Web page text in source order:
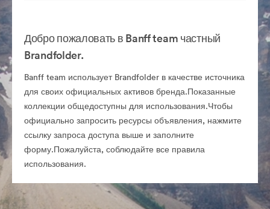
Добро пожаловать в Banff team частный
Brandfolder.
Banff team использует Brandfolder в качестве источника
для своих официальных активов бренда.Показанные
коллекции общедоступны для использования.Чтобы
официально запросить ресурсы объявления, нажмите
ссылку запроса доступа выше и заполните
форму.Пожалуйста, соблюдайте все правила
использования.